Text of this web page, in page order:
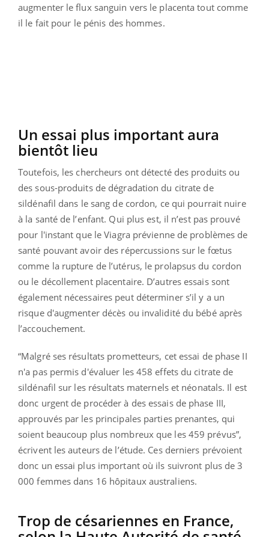
augmenter le flux sanguin vers le placenta tout comme
il le fait pour le pénis des hommes.
Un essai plus important aura
bientôt lieu
Toutefois, les chercheurs ont détecté des produits ou
des sous-produits de dégradation du citrate de
sildénafil dans le sang de cordon, ce qui pourrait nuire
à la santé de l’enfant. Qui plus est, il n’est pas prouvé
pour l'instant que le Viagra prévienne de problèmes de
santé pouvant avoir des répercussions sur le fœtus
comme la rupture de l’utérus, le prolapsus du cordon
ou le décollement placentaire. D’autres essais sont
également nécessaires peut déterminer s’il y a un
risque d'augmenter décès ou invalidité du bébé après
l’accouchement.
“Malgré ses résultats prometteurs, cet essai de phase II
n'a pas permis d'évaluer les 458 effets du citrate de
sildénafil sur les résultats maternels et néonatals. Il est
donc urgent de procéder à des essais de phase III,
approuvés par les principales parties prenantes, qui
soient beaucoup plus nombreux que les 459 prévus”,
écrivent les auteurs de l’étude. Ces derniers prévoient
donc un essai plus important où ils suivront plus de 3
000 femmes dans 16 hôpitaux australiens.
Trop de césariennes en France,